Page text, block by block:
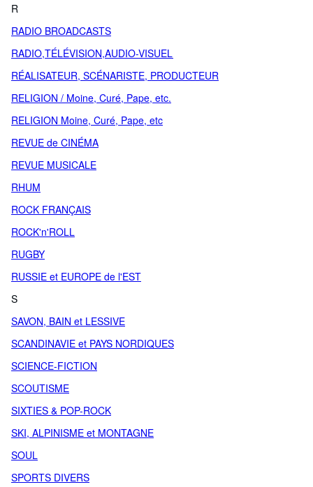
R
RADIO BROADCASTS
RADIO,TÉLÉVISION,AUDIO-VISUEL
RÉALISATEUR, SCÉNARISTE, PRODUCTEUR
RELIGION / Moine, Curé, Pape, etc.
RELIGION Moine, Curé, Pape, etc
REVUE de CINÉMA
REVUE MUSICALE
RHUM
ROCK FRANÇAIS
ROCK'n'ROLL
RUGBY
RUSSIE et EUROPE de l'EST
S
SAVON, BAIN et LESSIVE
SCANDINAVIE et PAYS NORDIQUES
SCIENCE-FICTION
SCOUTISME
SIXTIES & POP-ROCK
SKI, ALPINISME et MONTAGNE
SOUL
SPORTS DIVERS